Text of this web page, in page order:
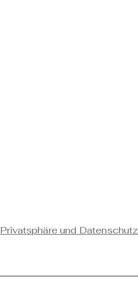
Privatsphäre und Datenschutz